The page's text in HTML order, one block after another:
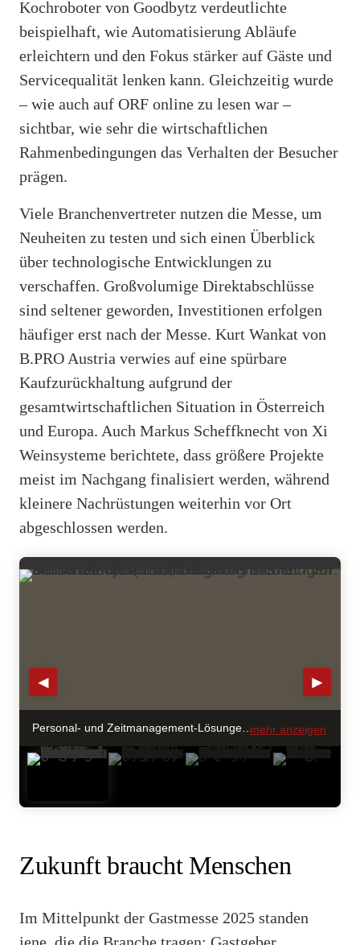
Kochroboter von Goodbytz verdeutlichte
beispielhaft, wie Automatisierung Abläufe
erleichtern und den Fokus stärker auf Gäste und
Servicequalität lenken kann. Gleichzeitig wurde
– wie auch auf ORF online zu lesen war –
sichtbar, wie sehr die wirtschaftlichen
Rahmenbedingungen das Verhalten der Besucher
prägen.
Viele Branchenvertreter nutzen die Messe, um
Neuheiten zu testen und sich einen Überblick
über technologische Entwicklungen zu
verschaffen. Großvolumige Direktabschlüsse
sind seltener geworden, Investitionen erfolgen
häufiger erst nach der Messe. Kurt Wankat von
B.PRO Austria verwies auf eine spürbare
Kaufzurückhaltung aufgrund der
gesamtwirtschaftlichen Situation in Österreich
und Europa. Auch Markus Scheffknecht von Xi
Weinsysteme berichtete, dass größere Projekte
meist im Nachgang finalisiert werden, während
kleinere Nachrüstungen weiterhin vor Ort
abgeschlossen werden.
Personal- und Zeitmanagement-Lösungen stellte das Unternehmen Rota aus OÖ vor: Marvin Andraschko, GF und Fleischermeister Andreas Vogl sowie Salina Smajic (v. l. © HaRomehr anzeigen
◄ ►
Zukunft braucht Menschen
Im Mittelpunkt der Gastmesse 2025 standen